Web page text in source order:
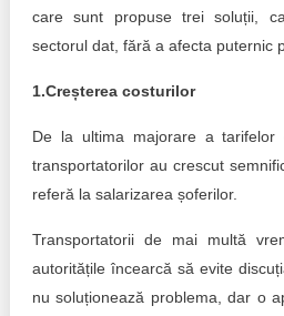
Democrația, independența și
Achiziții publice
care sunt propuse trei soluții,
sectorul dat, fără a afecta puternic
1.Creșterea costurilor
De la ultima majorare a
transportatorilor au crescut
referă la salarizarea șoferilor.
Transportatorii de mai multă
autoritățile încearcă să evite
nu soluționează problema, dar o